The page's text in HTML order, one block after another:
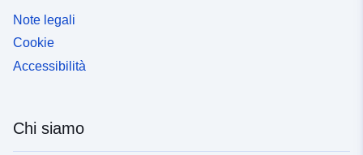
Note legali
Cookie
Accessibilità
Chi siamo